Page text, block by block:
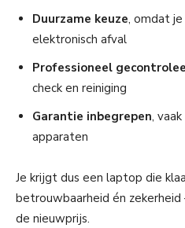
Duurzame keuze, omdat
elektronisch afval
Professioneel
check en reiniging
Garantie inbegrepen,
apparaten
Je krijgt dus een laptop die
betrouwbaarheid én
de nieuwprijs.